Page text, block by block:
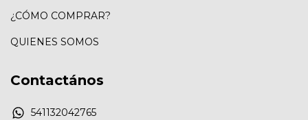
¿CÓMO COMPRAR?
QUIENES SOMOS
Contactános
541132042765